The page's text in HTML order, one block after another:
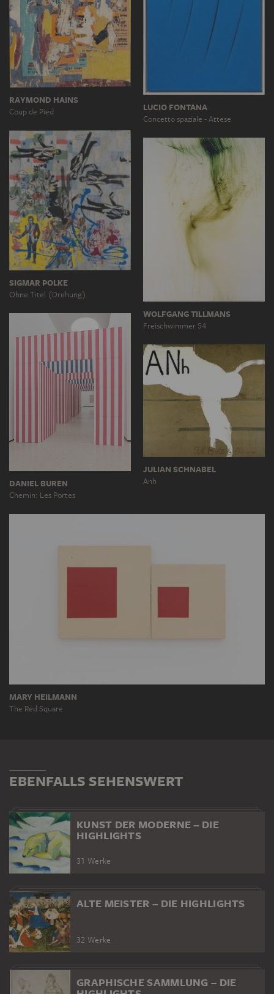
LUCIO FONTANA
Concetto spaziale - Attese
RAYMOND HAINS
Coup de Pied
SIGMAR POLKE
Ohne Titel (Drehung)
WOLFGANG TILLMANS
Freischwimmer 54
DANIEL BUREN
Chemin: Les Portes
MARY HEILMANN
The Red Square
JULIAN SCHNABEL
Anh
EBENFALLS SEHENSWERT
KUNST DER MODERNE – DIE
HIGHLIGHTS
31 Werke
ALTE MEISTER – DIE HIGHLIGHTS
32 Werke
GRAPHISCHE SAMMLUNG – DIE